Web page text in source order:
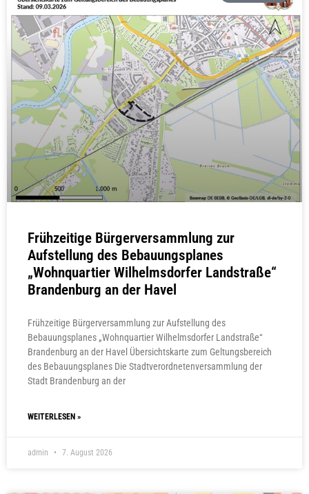
Frühzeitige Bürgerversammlung zur
Aufstellung des Bebauungsplanes
„Wohnquartier Wilhelmsdorfer Landstraße“
Brandenburg an der Havel
Frühzeitige Bürgerversammlung zur Aufstellung des
Bebauungsplanes „Wohnquartier Wilhelmsdorfer Landstraße“
Brandenburg an der Havel Übersichtskarte zum Geltungsbereich
des Bebauungsplanes Die Stadtverordnetenversammlung der
Stadt Brandenburg an der
WEITERLESEN »
admin 7. August 2026